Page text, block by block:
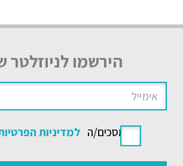
הירשמו לניוזלטר
אני מסכים/ה למדיניות